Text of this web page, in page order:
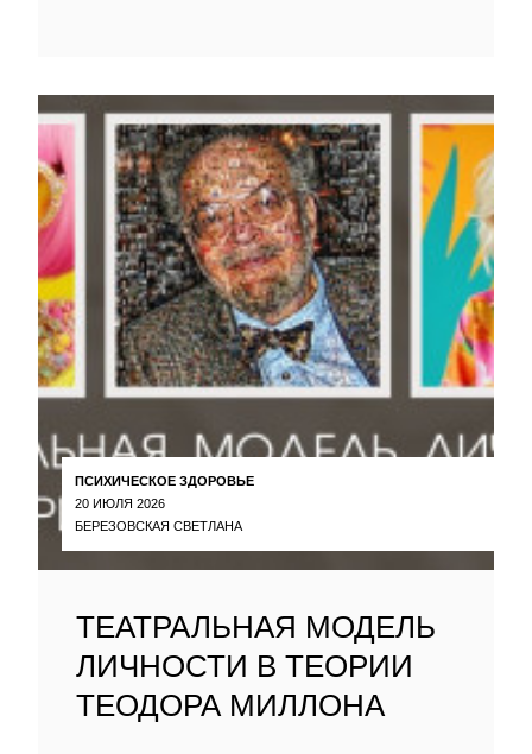
ПСИХИЧЕСКОЕ ЗДОРОВЬЕ
20 ИЮЛЯ 2026
БЕРЕЗОВСКАЯ СВЕТЛАНА
ТЕАТРАЛЬНАЯ МОДЕЛЬ
ЛИЧНОСТИ В ТЕОРИИ
ТЕОДОРА МИЛЛОНА